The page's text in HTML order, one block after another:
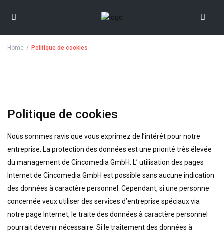
Home Politique de cookies
Politique de cookies
Nous sommes ravis que vous exprimez de l’intérêt pour notre
entreprise. La protection des données est une priorité très élevée
du management de Cincomedia GmbH. L’ utilisation des pages
Internet de Cincomedia GmbH est possible sans aucune indication
des données à caractère personnel. Cependant, si une personne
concernée veux utiliser des services d’entreprise spéciaux via
notre page Internet, le traite des données à caractère personnel
pourrait devenir nécessaire. Si le traitement des données à